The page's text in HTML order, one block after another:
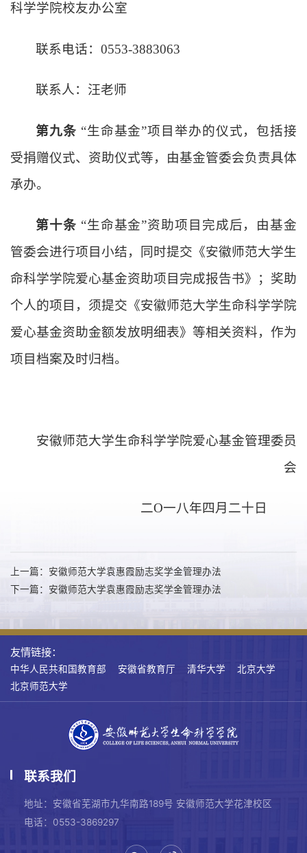
科学学院校友办公室
联系电话：0553-3883063
联系人：汪老师
第九条 “生命基金”项目举办的仪式，包括接
受捐赠仪式、 资助仪式等，由基金管委会负责具体
承办。
第十条 “生命基金”资助项目完成后，由基金
管委会进行项目小结，同时提交《安徽师范大学生
命科学学院爱心基金资助项目完成报告书》；奖助
个人的项目，须提交《安徽师范大学生命科学学院
爱心基金资助金额发放明细表》等相关资料，作为
项目档案及时归档。
安徽师范大学生命科学学院爱心基金管理委员
会
二Ο一八年四月二十日
上一篇：安徽师范大学袁惠霞励志奖学金管理办法
下一篇：安徽师范大学袁惠霞励志奖学金管理办法
友情链接：
中华人民共和国教育部 安徽省教育厅 清华大学
北京大学
北京师范大学
联系我们
地址：安徽省芜湖市九华南路189号 安徽师范大学花津校区
电话：0553-3869297